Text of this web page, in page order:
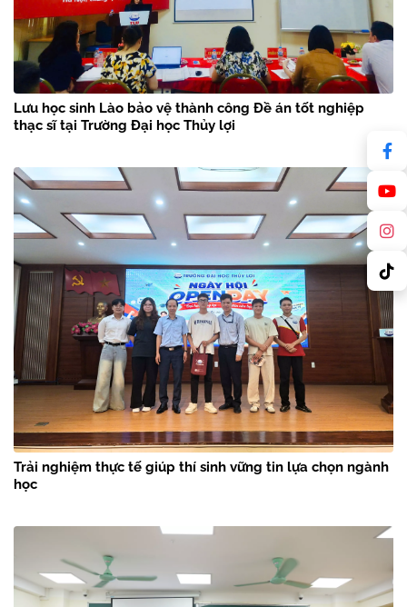
Lưu học sinh Lào bảo vệ thành công Đề án tốt nghiệp
thạc sĩ tại Trường Đại học Thủy lợi
Trải nghiệm thực tế giúp thí sinh vững tin lựa chọn ngành
học